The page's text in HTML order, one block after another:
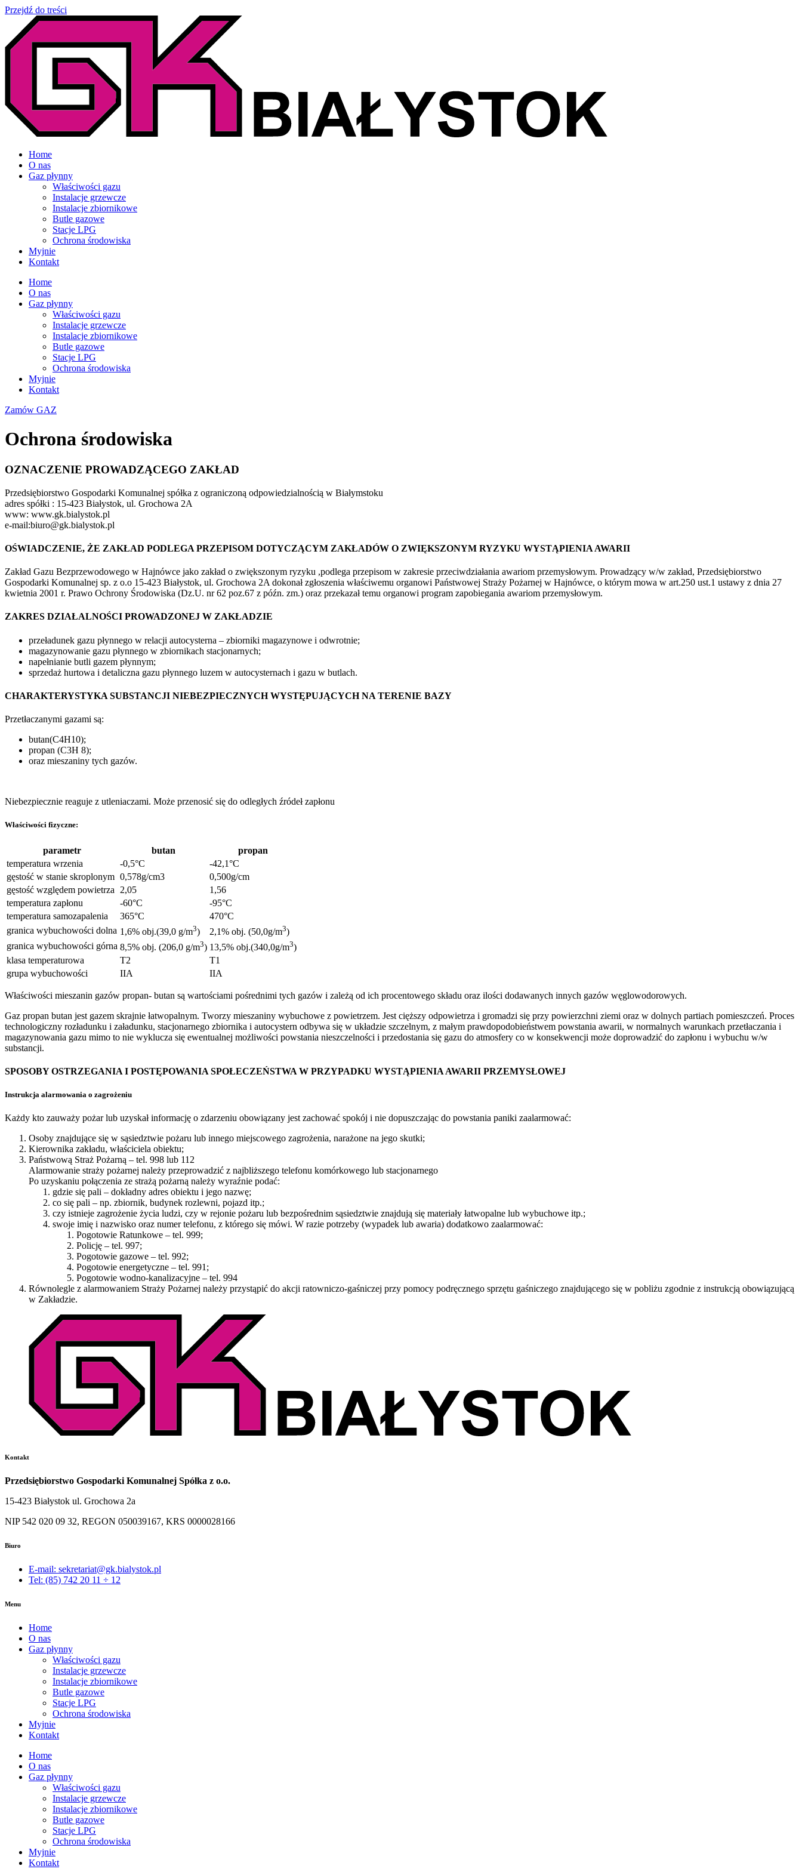
Przejdź do treści
Home
O nas
Gaz płynny
Właściwości gazu
Instalacje grzewcze
Instalacje zbiornikowe
Butle gazowe
Stacje LPG
Ochrona środowiska
Myjnie
Kontakt
Home
O nas
Gaz płynny
Właściwości gazu
Instalacje grzewcze
Instalacje zbiornikowe
Butle gazowe
Stacje LPG
Ochrona środowiska
Myjnie
Kontakt
Zamów GAZ
Ochrona środowiska
OZNACZENIE PROWADZĄCEGO ZAKŁAD
Przedsiębiorstwo Gospodarki Komunalnej spółka z ograniczoną odpowiedzialnością w Białymstoku
adres spółki : 15-423 Białystok, ul. Grochowa 2A
www: www.gk.bialystok.pl
e-mail:biuro@gk.bialystok.pl
OŚWIADCZENIE, ŻE ZAKŁAD PODLEGA PRZEPISOM DOTYCZĄCYM ZAKŁADÓW O ZWIĘKSZONYM RYZYKU WYSTĄPIENIA AWARII
Zakład Gazu Bezprzewodowego w Hajnówce jako zakład o zwiększonym ryzyku ,podlega przepisom w zakresie przeciwdziałania awariom przemysłowym. Prowadzący w/w zakład, Przedsiębiorstwo
Gospodarki Komunalnej sp. z o.o 15-423 Białystok, ul. Grochowa 2A dokonał zgłoszenia właściwemu organowi Państwowej Straży Pożarnej w Hajnówce, o którym mowa w art.250 ust.1 ustawy z dnia 27
kwietnia 2001 r. Prawo Ochrony Środowiska (Dz.U. nr 62 poz.67 z późn. zm.) oraz przekazał temu organowi program zapobiegania awariom przemysłowym.
ZAKRES DZIAŁALNOŚCI PROWADZONEJ W ZAKŁADZIE
przeładunek gazu płynnego w relacji autocysterna – zbiorniki magazynowe i odwrotnie;
magazynowanie gazu płynnego w zbiornikach stacjonarnych;
napełnianie butli gazem płynnym;
sprzedaż hurtowa i detaliczna gazu płynnego luzem w autocysternach i gazu w butlach.
CHARAKTERYSTYKA SUBSTANCJI NIEBEZPIECZNYCH WYSTĘPUJĄCYCH NA TERENIE BAZY
Przetłaczanymi gazami są:
butan(C4H10);
propan (C3H 8);
oraz mieszaniny tych gazów.
Niebezpiecznie reaguje z utleniaczami. Może przenosić się do odległych źródeł zapłonu
Właściwości fizyczne:
parametr butan
propan
temperatura wrzenia
-0,5°C
-42,1°C
gęstość w stanie skroplonym 0,578g/cm3
0,500g/cm
gęstość względem powietrza
2,05
1,56
temperatura zapłonu
-60°C
-95°C
temperatura samozapalenia
365°C
470°C
granica wybuchowości dolna 1,6% obj.(39,0 g/m3) 2,1% obj. (50,0g/m3)
granica wybuchowości górna 8,5% obj. (206,0 g/m3) 13,5% obj.(340,0g/m3)
klasa temperaturowa
T2
T1
grupa wybuchowości
IIA IIA
Właściwości mieszanin gazów propan- butan są wartościami pośrednimi tych gazów i zależą od ich procentowego składu oraz ilości dodawanych innych gazów węglowodorowych.
Gaz propan butan jest gazem skrajnie łatwopalnym. Tworzy mieszaniny wybuchowe z powietrzem. Jest cięższy odpowietrza i gromadzi się przy powierzchni ziemi oraz w dolnych partiach pomieszczeń. Proces
technologiczny rozładunku i załadunku, stacjonarnego zbiornika i autocystern odbywa się w układzie szczelnym, z małym prawdopodobieństwem powstania awarii, w normalnych warunkach przetłaczania i
magazynowania gazu mimo to nie wyklucza się ewentualnej możliwości powstania nieszczelności i przedostania się gazu do atmosfery co w konsekwencji może doprowadzić do zapłonu i wybuchu w/w
substancji.
SPOSOBY OSTRZEGANIA I POSTĘPOWANIA SPOŁECZEŃSTWA W PRZYPADKU WYSTĄPIENIA AWARII PRZEMYSŁOWEJ
Instrukcja alarmowania o zagrożeniu
Każdy kto zauważy pożar lub uzyskał informację o zdarzeniu obowiązany jest zachować spokój i nie dopuszczając do powstania paniki zaalarmować:
Osoby znajdujące się w sąsiedztwie pożaru lub innego miejscowego zagrożenia, narażone na jego skutki;
Kierownika zakładu, właściciela obiektu;
Państwową Straż Pożarną – tel. 998 lub 112
Alarmowanie straży pożarnej należy przeprowadzić z najbliższego telefonu komórkowego lub stacjonarnego
Po uzyskaniu połączenia ze strażą pożarną należy wyraźnie podać:
gdzie się pali – dokładny adres obiektu i jego nazwę;
co się pali – np. zbiornik, budynek rozlewni, pojazd itp.;
czy istnieje zagrożenie życia ludzi, czy w rejonie pożaru lub bezpośrednim sąsiedztwie znajdują się materiały łatwopalne lub wybuchowe itp.;
swoje imię i nazwisko oraz numer telefonu, z którego się mówi. W razie potrzeby (wypadek lub awaria) dodatkowo zaalarmować:
Pogotowie Ratunkowe – tel. 999;
Policję – tel. 997;
Pogotowie gazowe – tel. 992;
Pogotowie energetyczne – tel. 991;
Pogotowie wodno-kanalizacyjne – tel. 994
Równolegle z alarmowaniem Straży Pożarnej należy przystąpić do akcji ratowniczo-gaśniczej przy pomocy podręcznego sprzętu gaśniczego znajdującego się w pobliżu zgodnie z instrukcją obowiązującą
w Zakładzie.
Kontakt
Przedsiębiorstwo Gospodarki Komunalnej Spółka z o.o.
15-423 Białystok ul. Grochowa 2a
NIP 542 020 09 32, REGON 050039167, KRS 0000028166
Biuro
E-mail: sekretariat@gk.bialystok.pl
Tel: (85) 742 20 11 ÷ 12
Menu
Home
O nas
Gaz płynny
Właściwości gazu
Instalacje grzewcze
Instalacje zbiornikowe
Butle gazowe
Stacje LPG
Ochrona środowiska
Myjnie
Kontakt
Home
O nas
Gaz płynny
Właściwości gazu
Instalacje grzewcze
Instalacje zbiornikowe
Butle gazowe
Stacje LPG
Ochrona środowiska
Myjnie
Kontakt